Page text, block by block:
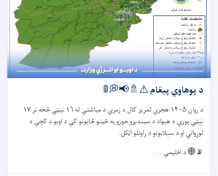
د پوهاوي پیغام ⚠️🚿📢💭🚦
د روان ۱۴۰۵ هجري لمریز کال د زمري د میاشتې له ۱۶ نېټې څخه تر۱۷
نېټې پورې د هېواد د سیندیزو حوزو په ځينو ځایونو کې د اوبو د کچې د
لوړوالي او د سېلابونو د راوتلو اټکل.
📡🌐د اقلیمي . . .